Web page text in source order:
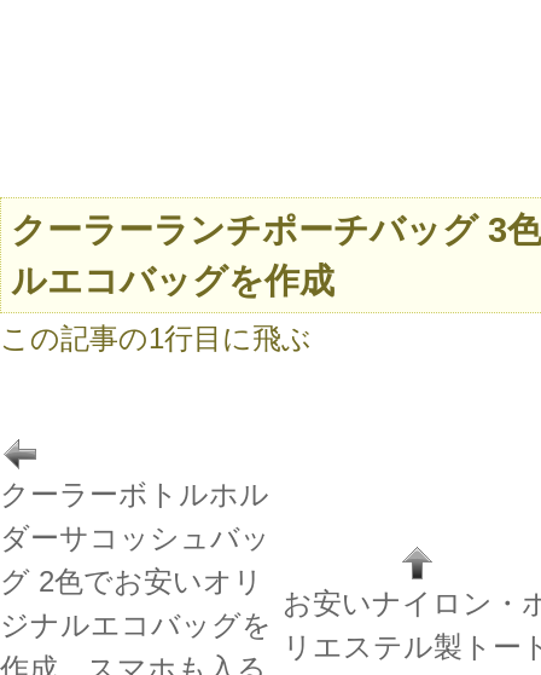
クーラーランチポーチバッグ 3
ルエコバッグを作成
この記事の1行目に飛ぶ
クーラーボトルホル
ダーサコッシュバッ
グ 2色でお安いオリ
ジナルエコバッグを
作成 スマホも入る
お安いナイロン・
リエステル製トー